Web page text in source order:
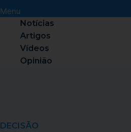
Menu
Notícias
Artigos
Vídeos
Opinião
DECISÃO